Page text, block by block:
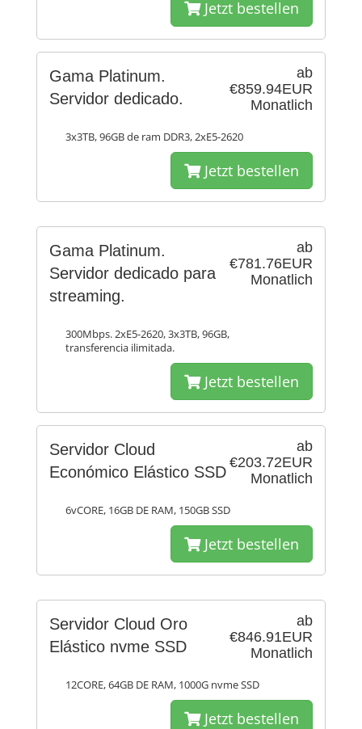
Jetzt bestellen
ab
€859.94EUR
Monatlich
Gama Platinum.
Servidor dedicado.
3x3TB, 96GB de ram DDR3, 2xE5-2620
Jetzt bestellen
ab
€781.76EUR
Monatlich
Gama Platinum.
Servidor dedicado para
streaming.
300Mbps. 2xE5-2620, 3x3TB, 96GB,
transferencia ilimitada.
Jetzt bestellen
ab
€203.72EUR
Monatlich
Servidor Cloud
Económico Elástico SSD
6vCORE, 16GB DE RAM, 150GB SSD
Jetzt bestellen
ab
€846.91EUR
Monatlich
Servidor Cloud Oro
Elástico nvme SSD
12CORE, 64GB DE RAM, 1000G nvme SSD
Jetzt bestellen